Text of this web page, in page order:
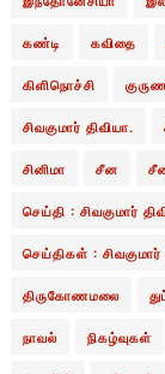
கண்டி கவிதை
கிளிநொச்சி
சிவகுமார் திவியா.
சினிமா சீன
செய்தி : சிவகுமார்
செய்திகள் : சிவகுமார்
திருகோணமலை
நாவல் நிகழ்வுகள்